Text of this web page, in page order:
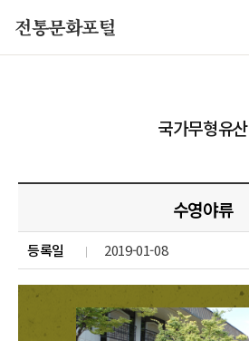
전통문화포털
국가무형유산
수영야류
등록일 2019-01-08